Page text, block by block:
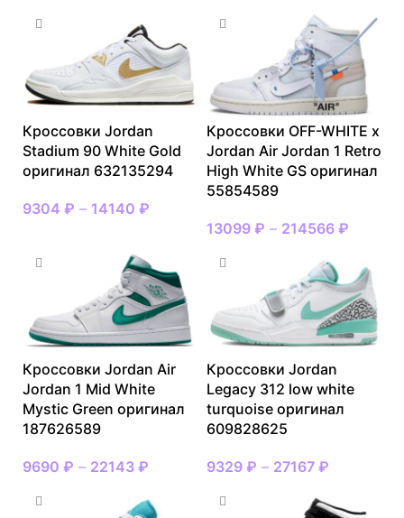
Кроссовки Jordan
Stadium 90 White Gold
оригинал 632135294
9304 ₽ – 14140 ₽
Кроссовки OFF-WHITE x
Jordan Air Jordan 1 Retro
High White GS оригинал
55854589
13099 ₽ – 214566 ₽
Кроссовки Jordan Air
Jordan 1 Mid White
Mystic Green оригинал
187626589
9690 ₽ – 22143 ₽
Кроссовки Jordan
Legacy 312 low white
turquoise оригинал
609828625
9329 ₽ – 27167 ₽